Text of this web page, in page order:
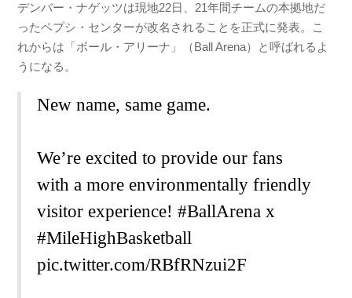
c
e
b
o
o
tt
er
er
n
e
デンバー・ナゲッツは現地22日、21年間チームの本拠地だ
ったペプシ・センターが改名されることを正式に発表。こ
れからは「ボール・アリーナ」（Ball Arena）と呼ばれるよ
うになる。
New name, same game.
We’re excited to provide our fans
with a more environmentally friendly
visitor experience! #BallArena x
#MileHighBasketball
pic.twitter.com/RBfRNzui2F